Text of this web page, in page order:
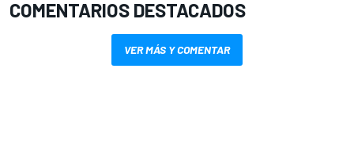
COMENTARIOS DESTACADOS
VER MÁS Y COMENTAR